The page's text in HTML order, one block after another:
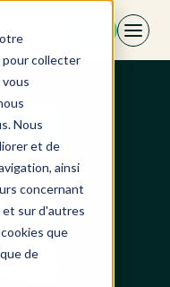
collecter
Nous
et de
ainsi
concernant
et sur d'autres
que
de